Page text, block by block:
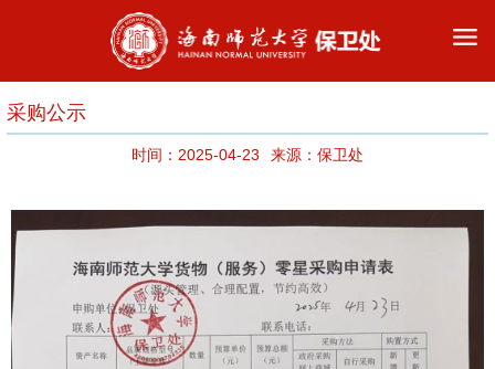
采购公示
时间：2025-04-23 来源：保卫处